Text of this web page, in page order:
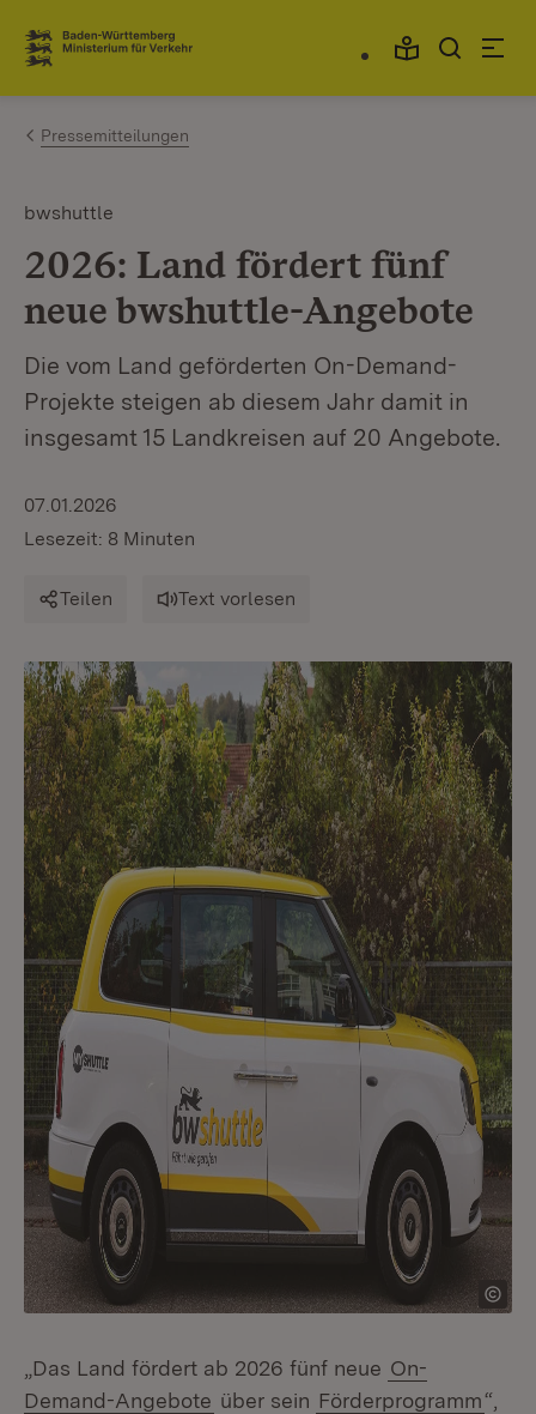
Zum Inhalt springen
Link zur Startseite
Pressemitteilungen
bwshuttle
2026: Land fördert fünf
neue bwshuttle-Angebote
Die vom Land geförderten On-Demand-
Projekte steigen ab diesem Jahr damit in
insgesamt 15 Landkreisen auf 20 Angebote.
07.01.2026
Lesezeit: 8 Minuten
Teilen Text vorlesen
„Das Land fördert ab 2026 fünf neue On-
Demand-Angebote über sein Förderprogramm“,